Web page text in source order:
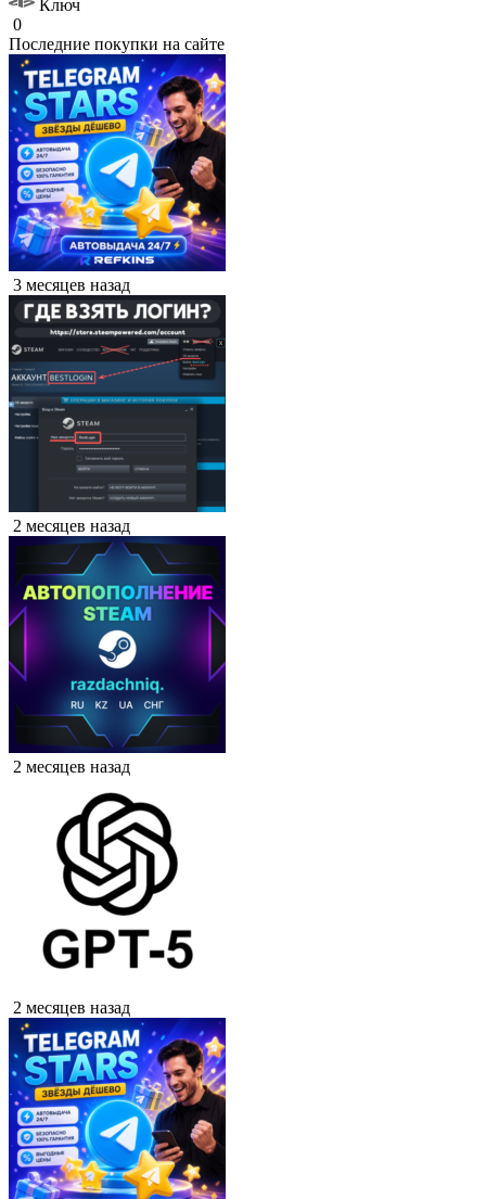
Ключ
0
Последние покупки на сайте
3 месяцев назад
2 месяцев назад
2 месяцев назад
2 месяцев назад